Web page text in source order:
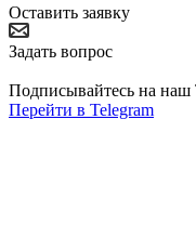
Оставить заявку
Задать вопрос
Подписывайтесь на наш
Перейти в Telegram